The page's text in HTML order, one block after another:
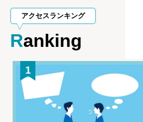
アクセスランキング
Ranking
1